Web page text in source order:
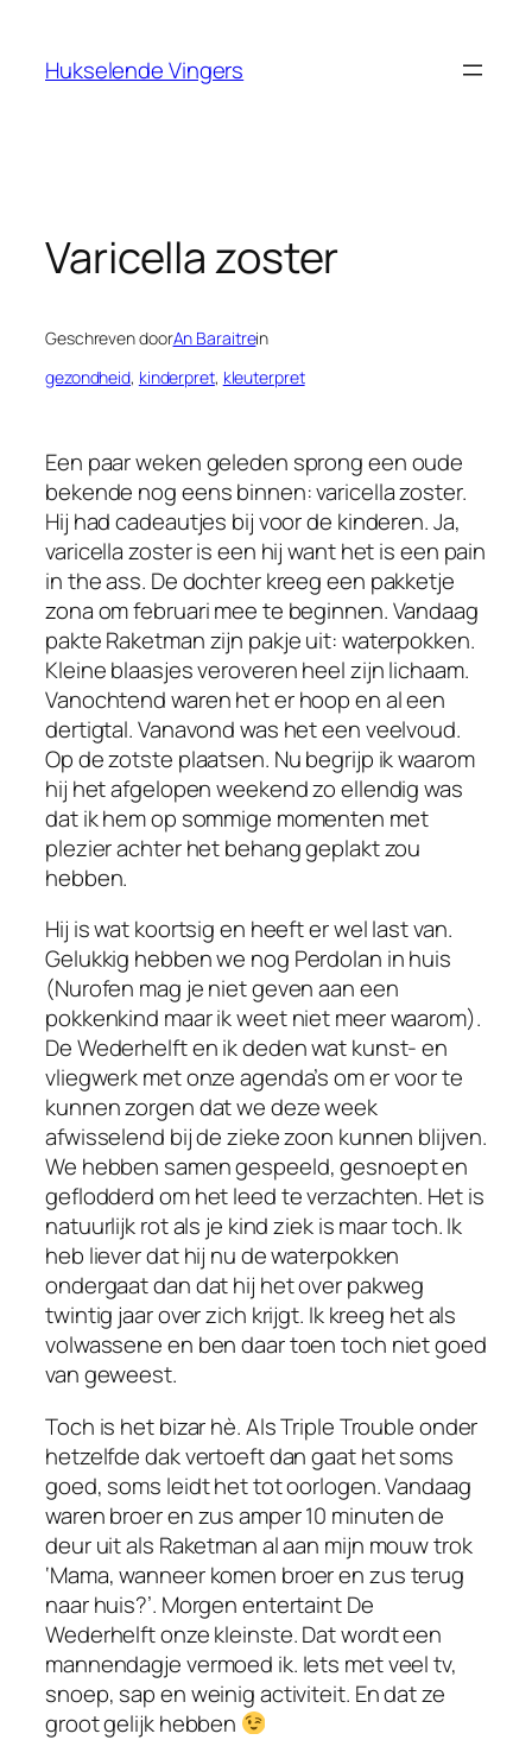
Hukselende Vingers
Varicella zoster
Geschreven doorAn Baraitrein
gezondheid, kinderpret, kleuterpret
Een paar weken geleden sprong een oude
bekende nog eens binnen: varicella zoster.
Hij had cadeautjes bij voor de kinderen. Ja,
varicella zoster is een hij want het is een pain
in the ass. De dochter kreeg een pakketje
zona om februari mee te beginnen. Vandaag
pakte Raketman zijn pakje uit: waterpokken.
Kleine blaasjes veroveren heel zijn lichaam.
Vanochtend waren het er hoop en al een
dertigtal. Vanavond was het een veelvoud.
Op de zotste plaatsen. Nu begrijp ik waarom
hij het afgelopen weekend zo ellendig was
dat ik hem op sommige momenten met
plezier achter het behang geplakt zou
hebben.
Hij is wat koortsig en heeft er wel last van.
Gelukkig hebben we nog Perdolan in huis
(Nurofen mag je niet geven aan een
pokkenkind maar ik weet niet meer waarom).
De Wederhelft en ik deden wat kunst- en
vliegwerk met onze agenda’s om er voor te
kunnen zorgen dat we deze week
afwisselend bij de zieke zoon kunnen blijven.
We hebben samen gespeeld, gesnoept en
geflodderd om het leed te verzachten. Het is
natuurlijk rot als je kind ziek is maar toch. Ik
heb liever dat hij nu de waterpokken
ondergaat dan dat hij het over pakweg
twintig jaar over zich krijgt. Ik kreeg het als
volwassene en ben daar toen toch niet goed
van geweest.
Toch is het bizar hè. Als Triple Trouble onder
hetzelfde dak vertoeft dan gaat het soms
goed, soms leidt het tot oorlogen. Vandaag
waren broer en zus amper 10 minuten de
deur uit als Raketman al aan mijn mouw trok
‘Mama, wanneer komen broer en zus terug
naar huis?’. Morgen entertaint De
Wederhelft onze kleinste. Dat wordt een
mannendagje vermoed ik. Iets met veel tv,
snoep, sap en weinig activiteit. En dat ze
groot gelijk hebben